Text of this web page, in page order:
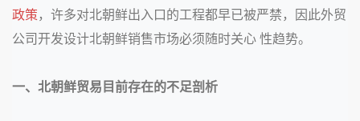
政策，许多对北朝鲜出入口的工程都早已被严禁，因此外贸
公司开发设计北朝鲜销售市场必须随时关心 性趋势。
一、北朝鲜贸易目前存在的不足剖析